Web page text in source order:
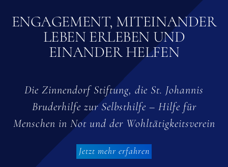
ENGAGEMENT, MITEINANDER
LEBEN ERLEBEN UND
EINANDER HELFEN
Die Zinnendorf Stiftung, die St. Johannis
Bruderhilfe zur Selbsthilfe – Hilfe für
Menschen in Not und der Wohltätigkeitsverein
Jetzt mehr erfahren